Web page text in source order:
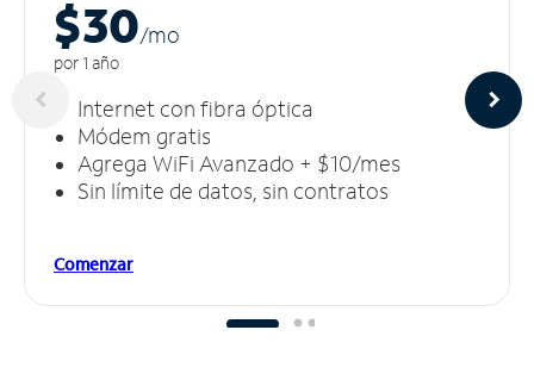
$30/mo
por 1 año
Internet con fibra óptica
Módem gratis
Agrega WiFi Avanzado + $10/mes
Sin límite de datos, sin contratos
Comenzar